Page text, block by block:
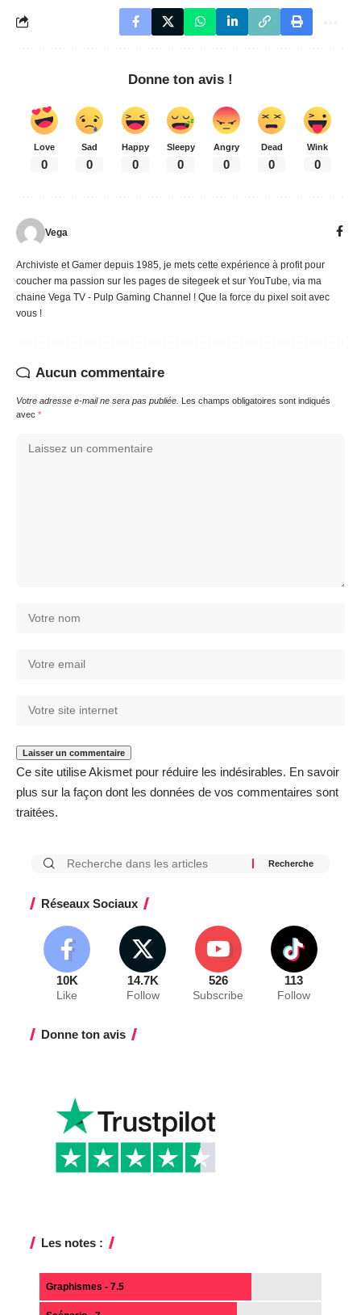
Donne ton avis !
Love
0
Sad
0
Happy
0
Sleepy
0
Angry
0
Dead
0
Wink
0
Vega
Archiviste et Gamer depuis 1985, je mets cette expérience à profit pour
coucher ma passion sur les pages de sitegeek et sur YouTube, via ma
chaine Vega TV - Pulp Gaming Channel ! Que la force du pixel soit avec
vous !
Aucun commentaire
Votre adresse e-mail ne sera pas publiée. Les champs obligatoires sont indiqués
avec *
Ce site utilise Akismet pour réduire les indésirables. En savoir
plus sur la façon dont les données de vos commentaires sont
traitées.
Réseaux Sociaux
10K
Like
14.7K
Follow
526
Subscribe
113
Follow
Donne ton avis
Les notes :
Graphismes - 7.5